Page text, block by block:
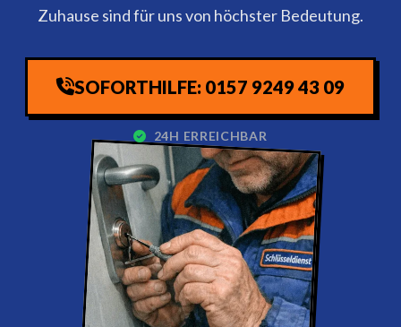
Zuhause sind für uns von höchster Bedeutung.
SOFORTHILFE: 0157 9249 43 09
24H ERREICHBAR